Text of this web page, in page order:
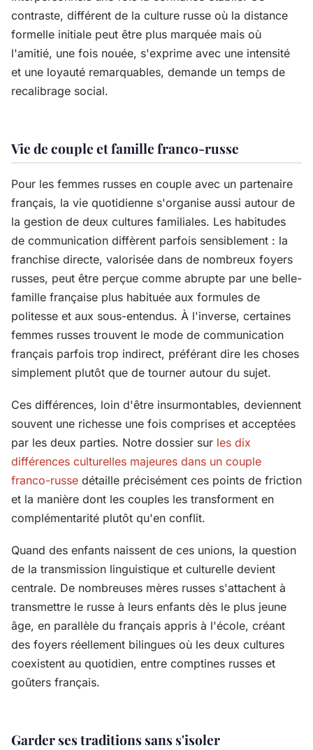
contraste, différent de la culture russe où la distance
formelle initiale peut être plus marquée mais où
l'amitié, une fois nouée, s'exprime avec une intensité
et une loyauté remarquables, demande un temps de
recalibrage social.
Vie de couple et famille franco-russe
Pour les femmes russes en couple avec un partenaire
français, la vie quotidienne s'organise aussi autour de
la gestion de deux cultures familiales. Les habitudes
de communication diffèrent parfois sensiblement : la
franchise directe, valorisée dans de nombreux foyers
russes, peut être perçue comme abrupte par une belle-
famille française plus habituée aux formules de
politesse et aux sous-entendus. À l'inverse, certaines
femmes russes trouvent le mode de communication
français parfois trop indirect, préférant dire les choses
simplement plutôt que de tourner autour du sujet.
Ces différences, loin d'être insurmontables, deviennent
souvent une richesse une fois comprises et acceptées
par les deux parties. Notre dossier sur les dix
différences culturelles majeures dans un couple
franco-russe détaille précisément ces points de friction
et la manière dont les couples les transforment en
complémentarité plutôt qu'en conflit.
Quand des enfants naissent de ces unions, la question
de la transmission linguistique et culturelle devient
centrale. De nombreuses mères russes s'attachent à
transmettre le russe à leurs enfants dès le plus jeune
âge, en parallèle du français appris à l'école, créant
des foyers réellement bilingues où les deux cultures
coexistent au quotidien, entre comptines russes et
goûters français.
Garder ses traditions sans s'isoler